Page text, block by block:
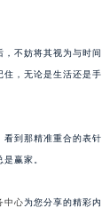
不妨将其视为与时
，无论是生活还是
到那精准重合的表
赢家。
中心为您分享的精彩